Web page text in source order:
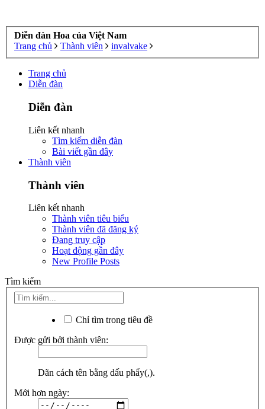
Diễn đàn Hoa của Việt Nam
Trang chủ
Thành viên invalvake
Trang chủ
Diễn đàn
Diễn đàn
Liên kết nhanh
Tìm kiếm diễn đàn
Bài viết gần đây
Thành viên
Thành viên
Liên kết nhanh
Thành viên tiêu biểu
Thành viên đã đăng ký
Đang truy cập
Hoạt động gần đây
New Profile Posts
Tìm kiếm
Chỉ tìm trong tiêu đề
Được gửi bởi thành viên:
Dãn cách tên bằng dấu phẩy(,).
Mới hơn ngày: